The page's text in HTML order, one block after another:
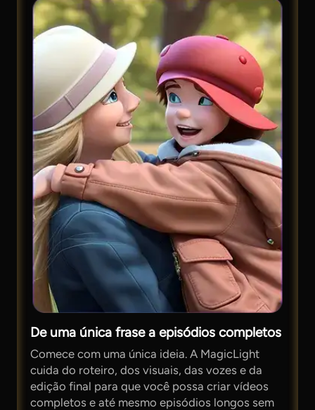
De uma única frase a episódios completos
Comece com uma única ideia. A MagicLight
cuida do roteiro, dos visuais, das vozes e da
edição final para que você possa criar vídeos
completos e até mesmo episódios longos sem